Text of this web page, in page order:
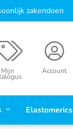
zakendoen
Account
Mijn
Elastomerics